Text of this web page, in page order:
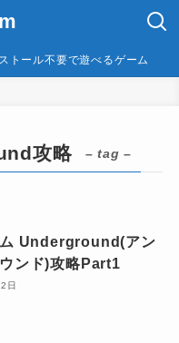
トール不要で遊べるゲーム
攻略 – tag –
Underground(アン
ンド)攻略Part1
日